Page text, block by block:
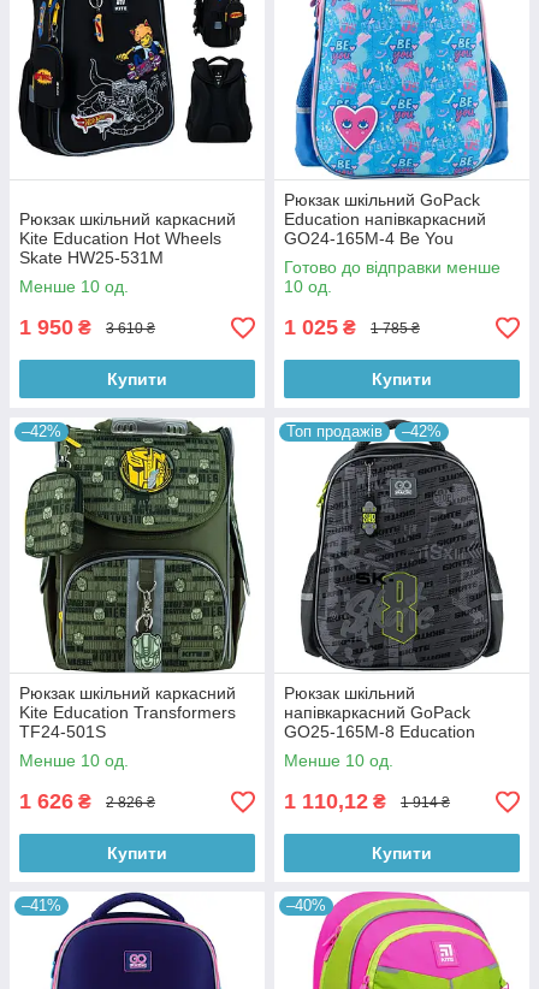
Рюкзак шкільний каркасний
Kite Education Hot Wheels
Skate HW25-531M
Менше 10 од.
1 950 ₴ 3 610 ₴
Купити
Рюкзак шкільний GoPack
Education напівкаркасний
GO24-165M-4 Be You
Готово до відправки менше
10 од.
1 025 ₴ 1 785 ₴
Купити
–42%
Рюкзак шкільний каркасний
Kite Education Transformers
TF24-501S
Менше 10 од.
1 626 ₴ 2 826 ₴
Купити
Топ продажів –42%
Рюкзак шкільний
напівкаркасний GoPack
GO25-165M-8 Education
Skate
Менше 10 од.
1 110,12 ₴ 1 914 ₴
Купити
–41% –40%